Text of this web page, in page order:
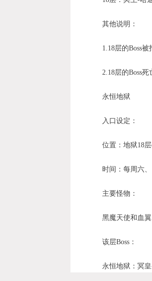
其他说明：
1.18层的Boss被
2.18层的Boss死
永恒地狱
入口设定：
位置：地狱18层
时间：每周六、
主要怪物：
黑魔天使和血翼
该层Boss：
永恒地狱：冥皇-